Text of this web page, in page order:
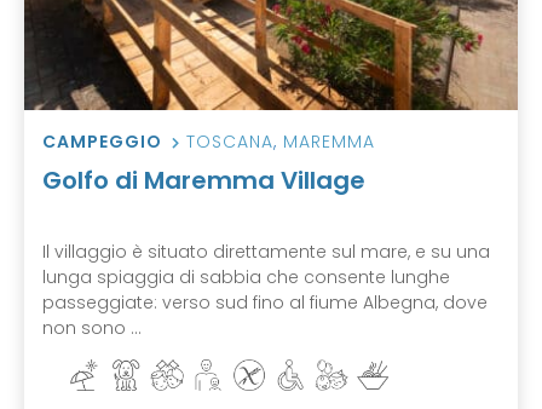
CAMPEGGIO TOSCANA, MAREMMA
Golfo di Maremma Village
Il villaggio è situato direttamente sul mare, e su una
lunga spiaggia di sabbia che consente lunghe
passeggiate: verso sud fino al fiume Albegna, dove
non sono ...